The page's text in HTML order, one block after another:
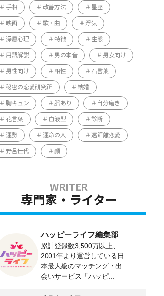
手相 改善方法 星座
映画 歌・曲 浮気
深層心理 特徴 生態
用語解説 男の本音 男女向け
男性向け 相性 石言葉
秘密の恋愛研究所 結婚
胸キュン 脈あり 自分磨き
花言葉 血液型 診断
運勢 運命の人 遠距離恋愛
野呂佳代 顔
専門家・ライター
ハッピーライフ編集部
累計登録数3,500万以上、
2001年より運営している日
本最大級のマッチング・出
会いサービス「ハッピ...